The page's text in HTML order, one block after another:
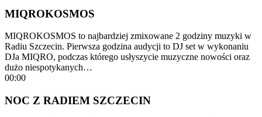
MIQROKOSMOS
MIQROKOSMOS to najbardziej zmixowane 2 godziny muzyki w
Radiu Szczecin. Pierwsza godzina audycji to DJ set w wykonaniu
DJa MIQRO, podczas którego usłyszycie muzyczne nowości oraz
dużo niespotykanych…
00:00
NOC Z RADIEM SZCZECIN